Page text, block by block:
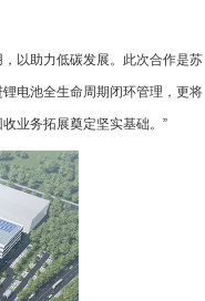
以助力低碳发展。此次合作是苏
电池全生命周期闭环管理，更将
业务拓展奠定坚实基础。”